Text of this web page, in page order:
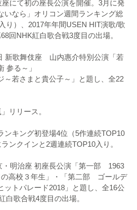
にて初の座長公演を開催。3月に発
いなら」オリコン週間ランキング総
り）、2017年年間USEN HIT演歌/歌
回NHK紅白歌合戦3度目の出場。
新歌舞伎座 山内惠介特別公演「若
参る～」
～若さまと貴公子～」と題し、全22
リリース。
ンキング初登場4位（5作連続TOP10
ンクインと2週連続TOP10入り。
・明治座 初座長公演「第一部 1963
の高校３年生」・「第二部 ゴールデ
トパレード2018」と題し、全16公
白歌合戦4度目の出場。